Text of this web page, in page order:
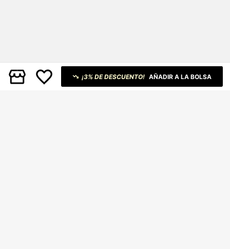
¡3% DE DESCUENTO! AÑADIR A LA BOLSA